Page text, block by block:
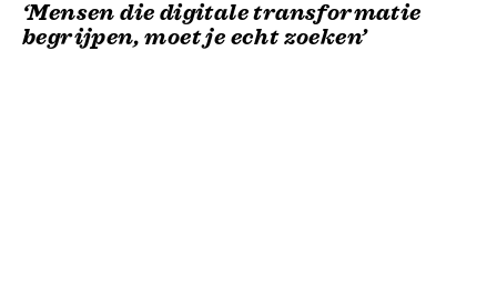
‘Mensen die digitale transformatie
begrijpen, moet je echt zoeken’